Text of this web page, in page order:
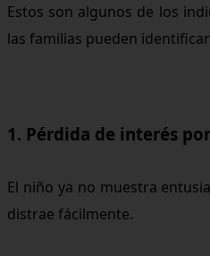
Estos son algunos de los
las familias pueden
1. Pérdida de interés
El niño ya no muestra
distrae fácilmente.